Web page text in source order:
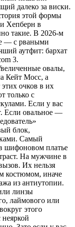
далеко за виски.
этой формы
Хепберн в
такие. В 2026-м
— с рваными
аутфит: бархат
3.
овалы,
Кейт Мосс, а
очков в их
только с
Если у вас
Если овальное —
блок,
Самый
шифоновом платье
На мужчине в
Их нельзя
костюмом, иначе
из антиутопии.
линзы
лаймового или
этого